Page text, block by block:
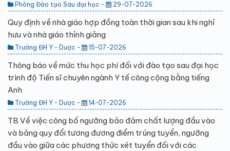
Phòng Đào tạo Sau đại học - 29-07-2026
Quy định về nhà giáo hợp đồng toàn thời gian sau khi nghỉ
hưu và nhà giáo thỉnh giảng
Trường ĐH Y - Dược - 15-07-2026
Thông báo về mức thu học phí đối với đào tạo sau đại học
trình độ Tiến sĩ chuyên ngành Y tế công cộng bằng tiếng
Anh
Trường ĐH Y - Dược - 14-07-2026
TB Về việc công bố ngưỡng bảo đảm chất lượng đầu vào
và bảng quy đổi tương đương điểm trúng tuyển, ngưỡng
đầu vào giữa các phương thức xét tuyển đối với các